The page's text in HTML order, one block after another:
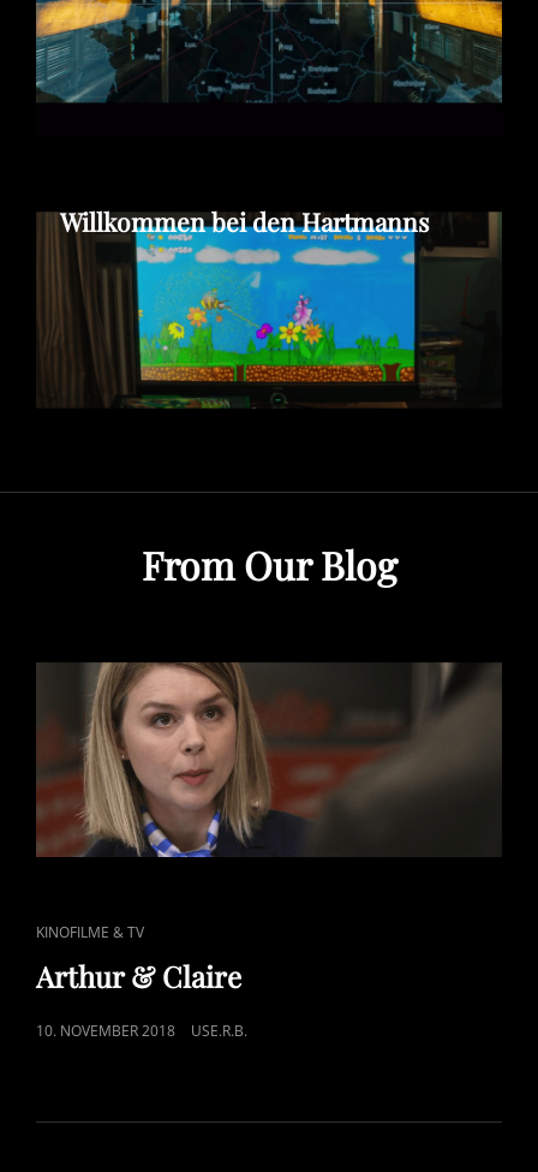
Willkommen bei den Hartmanns
From Our Blog
CAT
LINKS
KINOFILME & TV
Arthur & Claire
POSTED
10. NOVEMBER 2018 USE.R.B.